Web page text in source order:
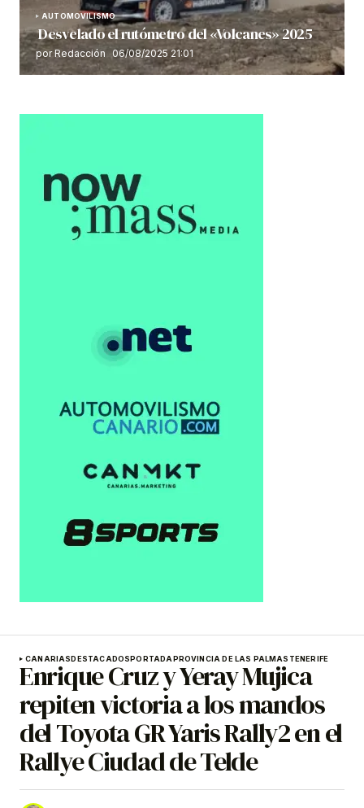
AUTOMOVILISMO
Desvelado el rutómetro del «Volcanes» 2025
por Redacción 06/08/2025 21:01
CANARIAS DESTACADOS PORTADA PROVINCIA DE LAS PALMAS TENERIFE
Enrique Cruz y Yeray Mujica
repiten victoria a los mandos
del Toyota GR Yaris Rally2 en el
Rallye Ciudad de Telde